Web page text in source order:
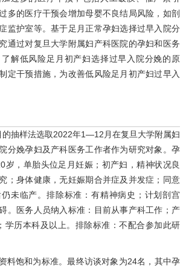
多的医疗干预会增加母婴不良结局风险，如剖
监护室等。基于足月正常孕妇选择过早入院分
通过对复旦大学附属妇产科医院的孕妇和医务
解低风险足月初产妇选择过早入院分娩的原
定干预措施，为改善低风险足月初产妇过早入
的抽样法选取2022年1—12月在复旦大学附属妇
分娩孕妇及产科医务工作者作为研究对象。孕
岁，单胎头位足月妊娠；初产妇，精神状况良
；身体健康，无妊娠期合并症及并发症；同意
未临产。排除标准：有精神病史；计划剖宫
。医务人员纳入标准：目前从事产科工作；产
学历本科及以上。排除标准：不配合参加此研
料饱和为标准。最终访谈对象为24名，其中孕